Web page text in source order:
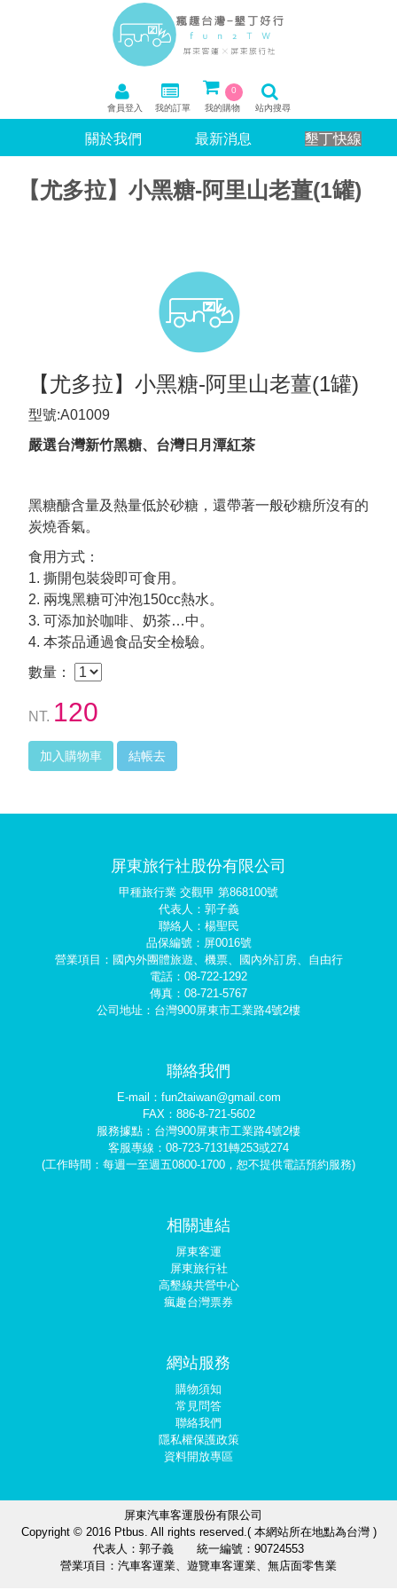
會員登入 我的訂單
0
我的購物
站內搜尋
關於我們 最新消息 墾丁快線
【尤多拉】小黑糖-阿里山老薑(1罐)
【尤多拉】小黑糖-阿里山老薑(1罐)
型號:A01009
嚴選台灣新竹黑糖、台灣日月潭紅茶
黑糖醣含量及熱量低於砂糖，還帶著一般砂糖所沒有的
炭燒香氣。
食用方式：
1. 撕開包裝袋即可食用。
2. 兩塊黑糖可沖泡150cc熱水。
3. 可添加於咖啡、奶茶…中。
4. 本茶品通過食品安全檢驗。
數量：
NT. 120
加入購物車 結帳去
屏東旅行社股份有限公司
甲種旅行業 交觀甲 第868100號
代表人：郭子義
聯絡人：楊聖民
品保編號：屏0016號
營業項目：國內外團體旅遊、機票、國內外訂房、自由行
電話：08-722-1292
傳真：08-721-5767
公司地址：台灣900屏東市工業路4號2樓
聯絡我們
E-mail：fun2taiwan@gmail.com
FAX：886-8-721-5602
服務據點：台灣900屏東市工業路4號2樓
客服專線：08-723-7131轉253或274
(工作時間：每週一至週五0800-1700，恕不提供電話預約服務)
相關連結
屏東客運
屏東旅行社
高墾線共營中心
瘋趣台灣票券
網站服務
購物須知
常見問答
聯絡我們
隱私權保護政策
資料開放專區
屏東汽車客運股份有限公司
Copyright © 2016 Ptbus. All rights reserved.( 本網站所在地點為台灣 )
代表人：郭子義 統一編號：90724553
營業項目：汽車客運業、遊覽車客運業、無店面零售業